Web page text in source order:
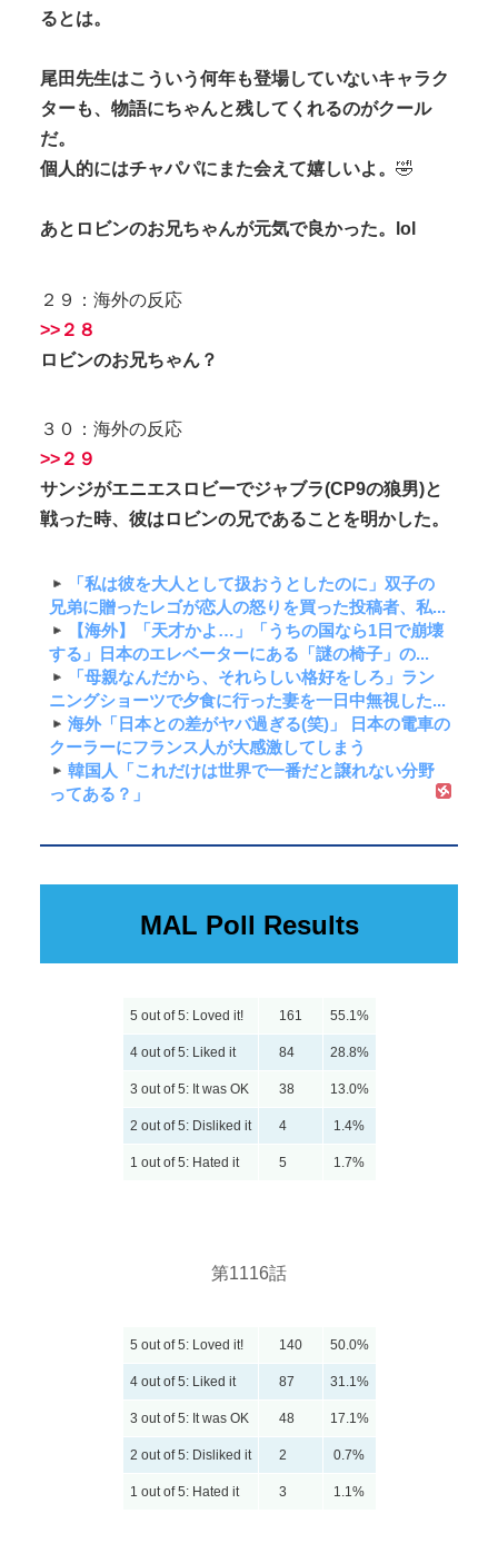
るとは。
尾田先生はこういう何年も登場していないキャラク
ターも、物語にちゃんと残してくれるのがクール
だ。
個人的にはチャパパにまた会えて嬉しいよ。 🤣
あとロビンのお兄ちゃんが元気で良かった。lol
２９：海外の反応
>>２８
ロビンのお兄ちゃん？
３０：海外の反応
>>２９
サンジがエニエスロビーでジャブラ(CP9の狼男)と
戦った時、彼はロビンの兄であることを明かした。
「私は彼を大人として扱おうとしたのに」双子の
兄弟に贈ったレゴが恋人の怒りを買った投稿者、私...
【海外】「天才かよ…」「うちの国なら1日で崩壊
する」日本のエレベーターにある「謎の椅子」の...
「母親なんだから、それらしい格好をしろ」ラン
ニングショーツで夕食に行った妻を一日中無視した...
海外「日本との差がヤバ過ぎる(笑)」 日本の電車の
クーラーにフランス人が大感激してしまう
韓国人「これだけは世界で一番だと譲れない分野
ってある？」
MAL Poll Results
5 out of 5: Loved it! 161 55.1%
4 out of 5: Liked it 84 28.8%
3 out of 5: It was OK 38 13.0%
2 out of 5: Disliked it 4 1.4%
1 out of 5: Hated it 5 1.7%
第1116話
5 out of 5: Loved it! 140 50.0%
4 out of 5: Liked it 87 31.1%
3 out of 5: It was OK 48 17.1%
2 out of 5: Disliked it 2 0.7%
1 out of 5: Hated it 3 1.1%